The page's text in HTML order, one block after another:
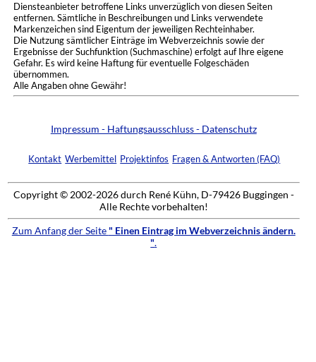
Diensteanbieter betroffene Links unverzüglich von diesen Seiten
entfernen. Sämtliche in Beschreibungen und Links verwendete
Markenzeichen sind Eigentum der jeweiligen Rechteinhaber.
Die Nutzung sämtlicher Einträge im Webverzeichnis sowie der
Ergebnisse der Suchfunktion (Suchmaschine) erfolgt auf Ihre eigene
Gefahr. Es wird keine Haftung für eventuelle Folgeschäden
übernommen.
Alle Angaben ohne Gewähr!
Impressum - Haftungsausschluss - Datenschutz
Kontakt Werbemittel Projektinfos Fragen & Antworten (FAQ)
Copyright © 2002-2026 durch René Kühn, D-79426 Buggingen -
Alle Rechte vorbehalten!
Zum Anfang der Seite " Einen Eintrag im Webverzeichnis ändern.
".